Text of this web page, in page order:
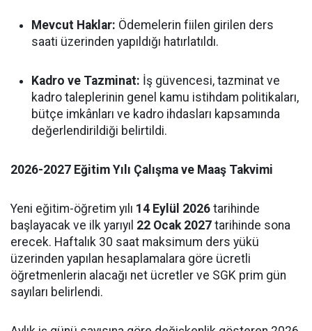
Mevcut Haklar: Ödemelerin fiilen girilen ders
saati üzerinden yapıldığı hatırlatıldı.
Kadro ve Tazminat: İş güvencesi, tazminat ve
kadro taleplerinin genel kamu istihdam politikaları,
bütçe imkânları ve kadro ihdasları kapsamında
değerlendirildiği belirtildi.
2026-2027 Eğitim Yılı Çalışma ve Maaş Takvimi
Yeni eğitim-öğretim yılı 14 Eylül 2026 tarihinde
başlayacak ve ilk yarıyıl 22 Ocak 2027 tarihinde sona
erecek. Haftalık 30 saat maksimum ders yükü
üzerinden yapılan hesaplamalara göre ücretli
öğretmenlerin alacağı net ücretler ve SGK prim gün
sayıları belirlendi.